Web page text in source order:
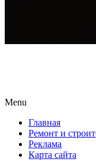
Menu
content
Главная
Ремонт и
Реклама
Карта сайта